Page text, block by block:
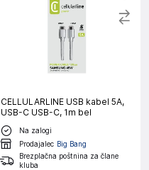
CELLULARLINE USB kabel 5A,
USB-C USB-C, 1m bel
Na zalogi
Prodajalec Big Bang
Brezplačna poštnina za člane
kluba